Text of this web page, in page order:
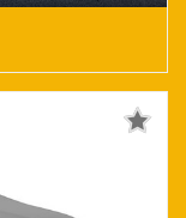
• 5 Porte • ABS •
• Autoradio
• ESP • Sensori di